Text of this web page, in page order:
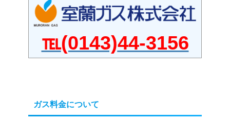
℡(0143)44-3156
ガス料金について